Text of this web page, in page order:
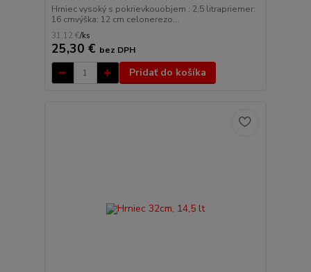
Hrniec vysoký s pokrievkouobjem : 2,5 litrapriemer:
16 cmvýška: 12 cm celonerezo...
31,12 €/ks
25,30 € bez DPH
Pridať do košíka